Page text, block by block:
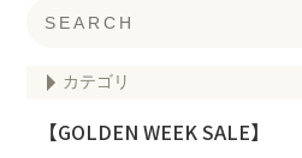
カテゴリ
【GOLDEN WEEK SALE】